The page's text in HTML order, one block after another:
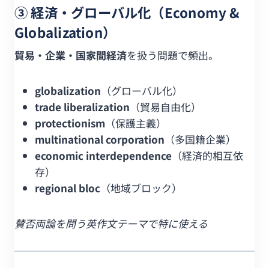
③ 経済・グローバル化（Economy &
Globalization）
貿易・企業・国家間経済を扱う問題で頻出。
globalization （グローバル化）
trade liberalization （貿易自由化）
protectionism （保護主義）
multinational corporation （多国籍企業）
economic interdependence （経済的相互依
存）
regional bloc （地域ブロック）
賛否両論を問う英作文テーマで特に使える